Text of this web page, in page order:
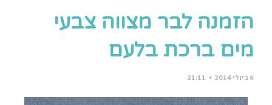
הזמנה לבר מצווה צבעי
מים ברכת בלעם
6 ביולי 2014 21:11